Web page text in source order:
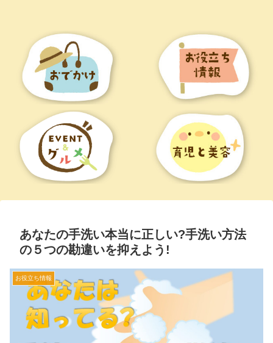
あなたの手洗い本当に正しい?手洗い方法
の５つの勘違いを抑えよう!
お役立ち情報